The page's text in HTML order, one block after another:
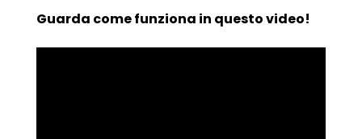
Guarda come funziona in questo video!